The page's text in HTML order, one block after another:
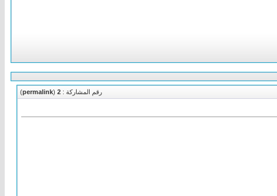
رقم المشاركة : 2
(
permalink
)